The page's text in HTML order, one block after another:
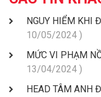
NGUY HIỂM KHI
10/05/2024 )
MỨC VI PHẠM
13/04/2024 )
HEAD TÂM ANH